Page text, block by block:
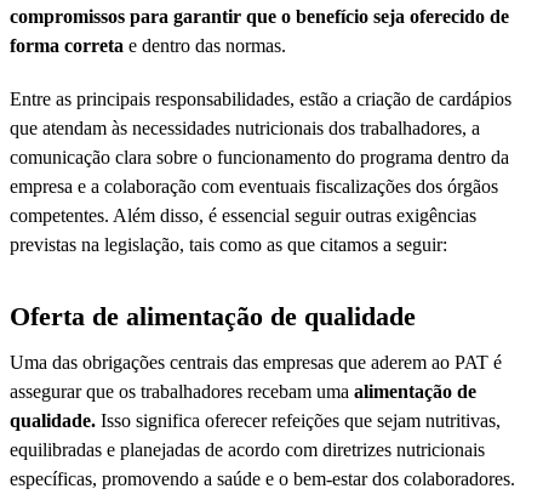
compromissos para garantir que o benefício seja oferecido de
forma correta e dentro das normas.
Entre as principais responsabilidades, estão a criação de cardápios
que atendam às necessidades nutricionais dos trabalhadores, a
comunicação clara sobre o funcionamento do programa dentro da
empresa e a colaboração com eventuais fiscalizações dos órgãos
competentes. Além disso, é essencial seguir outras exigências
previstas na legislação, tais como as que citamos a seguir:
Oferta de alimentação de qualidade
Uma das obrigações centrais das empresas que aderem ao PAT é
assegurar que os trabalhadores recebam uma alimentação de
qualidade. Isso significa oferecer refeições que sejam nutritivas,
equilibradas e planejadas de acordo com diretrizes nutricionais
específicas, promovendo a saúde e o bem-estar dos colaboradores.